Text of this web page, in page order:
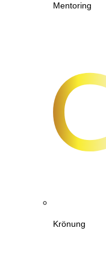
Mentoring
Krönung